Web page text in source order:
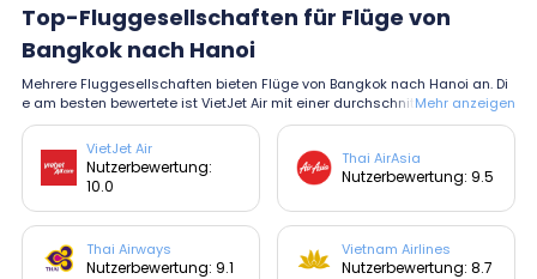
Top-Fluggesellschaften für Flüge von
Bangkok nach Hanoi
Mehrere Fluggesellschaften bieten Flüge von Bangkok nach Hanoi an. Di
e am besten bewertete ist VietJet Air mit einer durchschnittlichen Bewert
ung von 10.0.
Mehr anzeigen
VietJet Air
Nutzerbewertung:
10.0
Thai AirAsia
Nutzerbewertung: 9.5
Thai Airways
Nutzerbewertung: 9.1
Vietnam Airlines
Nutzerbewertung: 8.7